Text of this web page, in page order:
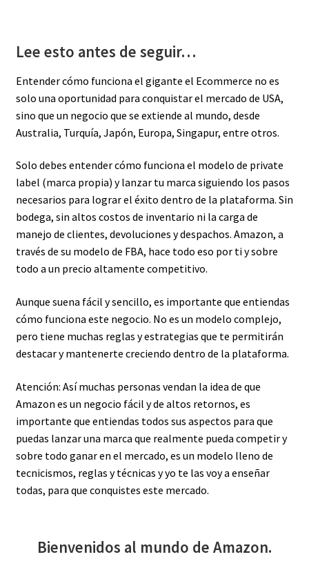
Lee esto antes de seguir…
Entender cómo funciona el gigante el Ecommerce no es
solo una oportunidad para conquistar el mercado de USA,
sino que un negocio que se extiende al mundo, desde
Australia, Turquía, Japón, Europa, Singapur, entre otros.
Solo debes entender cómo funciona el modelo de private
label (marca propia) y lanzar tu marca siguiendo los pasos
necesarios para lograr el éxito dentro de la plataforma. Sin
bodega, sin altos costos de inventario ni la carga de
manejo de clientes, devoluciones y despachos. Amazon, a
través de su modelo de FBA, hace todo eso por ti y sobre
todo a un precio altamente competitivo.
Aunque suena fácil y sencillo, es importante que entiendas
cómo funciona este negocio. No es un modelo complejo,
pero tiene muchas reglas y estrategias que te permitirán
destacar y mantenerte creciendo dentro de la plataforma.
Atención: Así muchas personas vendan la idea de que
Amazon es un negocio fácil y de altos retornos, es
importante que entiendas todos sus aspectos para que
puedas lanzar una marca que realmente pueda competir y
sobre todo ganar en el mercado, es un modelo lleno de
tecnicismos, reglas y técnicas y yo te las voy a enseñar
todas, para que conquistes este mercado.
Bienvenidos al mundo de Amazon.